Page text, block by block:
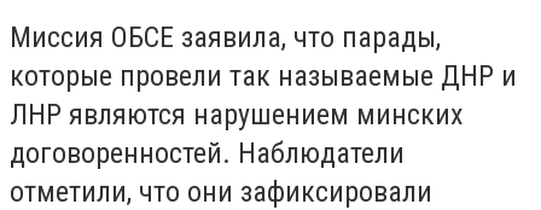
Миссия ОБСЕ заявила, что парады,
которые провели так называемые ДНР и
ЛНР являются нарушением минских
договоренностей. Наблюдатели
отметили, что они зафиксировали